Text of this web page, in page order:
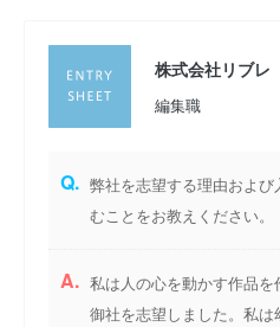
株式会社リブレ
編集職
Q. 弊社を志望する理由およ
むことをお教えください
A. 私は人の心を動かす作品
御社を志望しました。私